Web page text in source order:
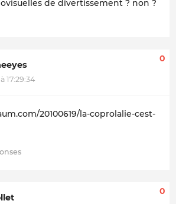
de divertissement ? non ?
17:29:34
0
20100619/la-coprolalie-cest-
0